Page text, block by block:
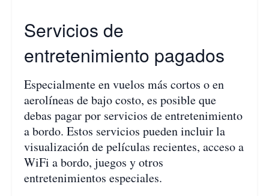
Servicios de
entretenimiento pagados
Especialmente en vuelos más cortos o en
aerolíneas de bajo costo, es posible que
debas pagar por servicios de entretenimiento
a bordo. Estos servicios pueden incluir la
visualización de películas recientes, acceso a
WiFi a bordo, juegos y otros
entretenimientos especiales.